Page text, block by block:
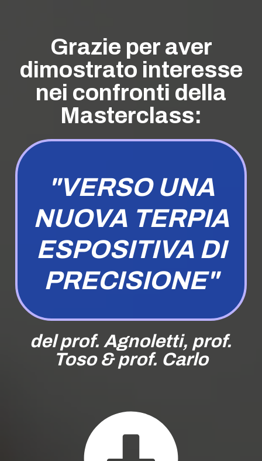
Grazie per aver
dimostrato interesse
nei confronti della
Masterclass:
"VERSO UNA
NUOVA TERPIA
ESPOSITIVA DI
PRECISIONE"
del prof. Agnoletti, prof.
Toso & prof. Carlo